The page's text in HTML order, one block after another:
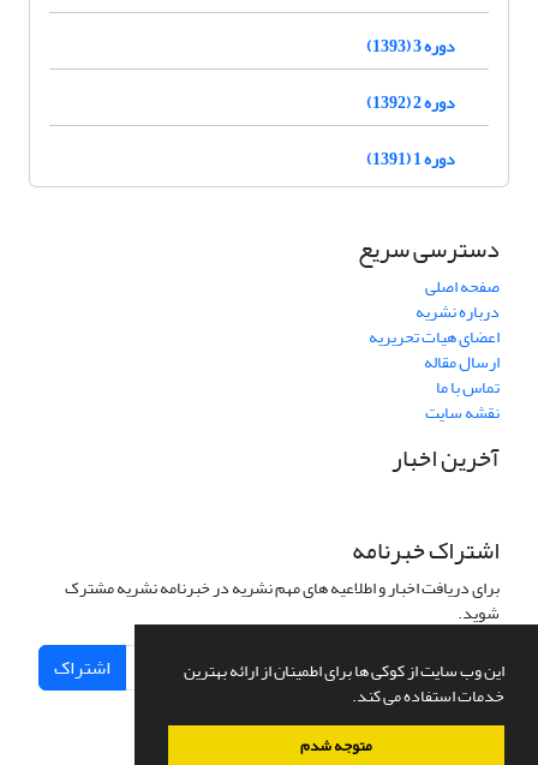
این وب سایت از کوکی ها برای اطمینان از ارائه بهترین
خدمات استفاده می کند.
متوجه شدم
دوره 3 (1393)
دوره 2 (1392)
دوره 1 (1391)
دسترسی سریع
صفحه اصلی
درباره نشریه
اعضای هیات تحریریه
ارسال مقاله
تماس با ما
نقشه سایت
آخرین اخبار
اشتراک خبرنامه
برای دریافت اخبار و اطلاعیه های مهم نشریه در خبرنامه نشریه مشترک
شوید.
اشتراک